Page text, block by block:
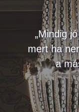
„Mindig
mert ha
a